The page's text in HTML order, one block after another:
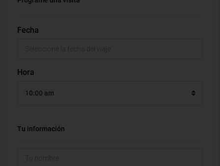
Fecha
Hora
10:00 am
Tu información